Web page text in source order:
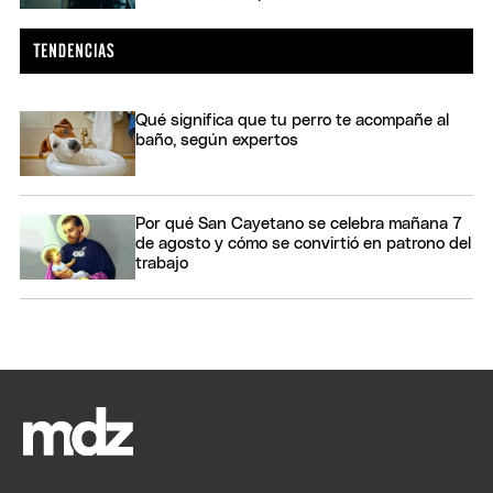
Qué significa que tu perro te acompañe al
baño, según expertos
Por qué San Cayetano se celebra mañana 7
de agosto y cómo se convirtió en patrono del
trabajo